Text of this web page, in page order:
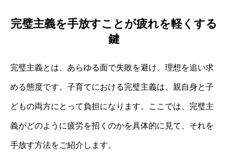
完璧主義を手放すことが疲れを軽くする
鍵
完璧主義とは、あらゆる面で失敗を避け、理想を追い求
める態度です。子育てにおける完璧主義は、親自身と子
どもの両方にとって負担になります。ここでは、完璧主
義がどのように疲労を招くのかを具体的に見て、それを
手放す方法をご紹介します。